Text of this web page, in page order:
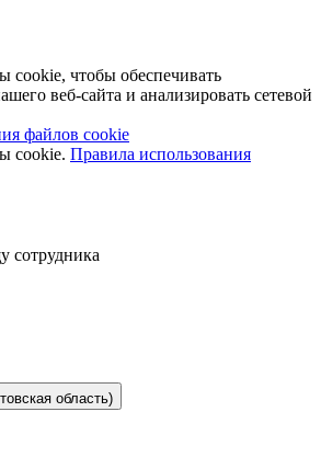
чтобы обеспечивать
веб-сайта и анализировать сетевой
файлов cookie
cookie. Правила использования
сотрудника
область)